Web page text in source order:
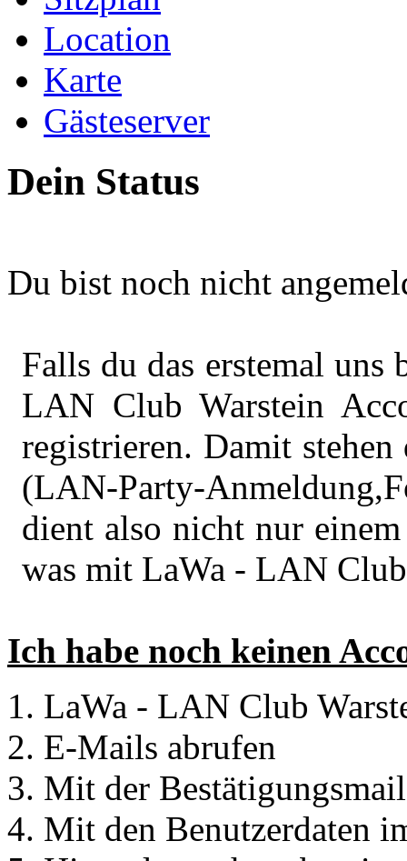
Location
Karte
Gästeserver
Dein Status
Du bist noch nicht
Falls du das erstemal uns
LAN Club Warstein
registrieren. Damit
(LAN-Party-
dient also nicht nur
was mit LaWa - LAN
Ich habe noch keinen
LaWa - LAN Club
E-Mails abrufen
Mit der
Mit den Benutzerdaten